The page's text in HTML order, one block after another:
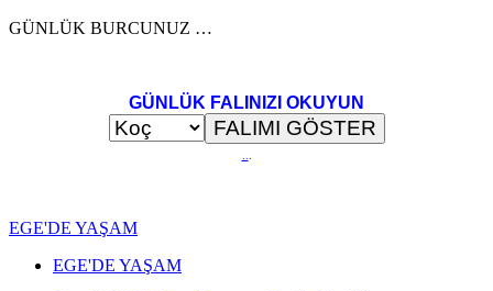
GÜNLÜK BURCUNUZ …
GÜNLÜK FALINIZI OKUYUN
EGE'DE YAŞAM
EGE'DE YAŞAM